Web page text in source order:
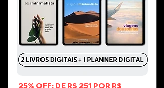
25% OFF: DE R$ 251 POR R$